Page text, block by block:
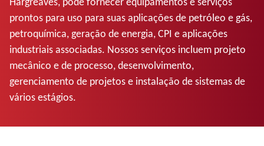
prontos para uso para suas aplicações de petróleo e gás,
petroquímica, geração de energia, CPI e aplicações
industriais associadas. Nossos serviços incluem projeto
mecânico e de processo, desenvolvimento,
gerenciamento de projetos e instalação de sistemas de
vários estágios.